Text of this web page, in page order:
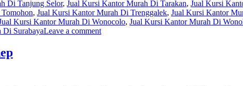
Di Tanjung Selor, Jual Kursi Kantor Murah Di Tarakan, Jual Kursi
, Jual Kursi Kantor Murah Di Trenggalek, Jual Kursi Kantor
Kursi Kantor Murah Di Wonocolo, Jual Kursi Kantor Murah Di
SurabayaLeave a comment